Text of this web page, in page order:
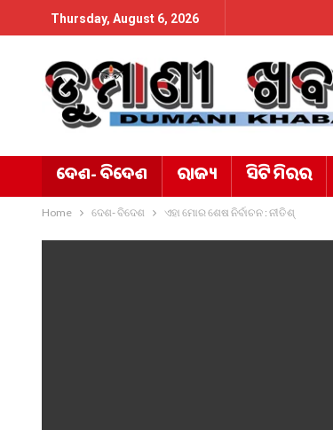
Thursday, August 6, 2026
ଦେଶ- ବିଦେଶ ରାଜ୍ୟ ସିଟି ମିରର
Home ଦେଶ- ବିଦେଶ ଏହା ମୋର ଶେଷ ନିର୍ବାଚନ : ନୀତିଶ୍